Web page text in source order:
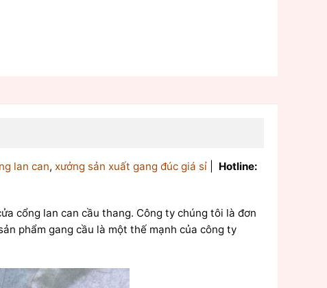
lan can, xưởng sản xuất gang đúc giá sỉ
Hotline:
cổng lan can cầu thang. Công ty chúng tôi là đơn
phẩm gang cầu là một thế mạnh của công ty